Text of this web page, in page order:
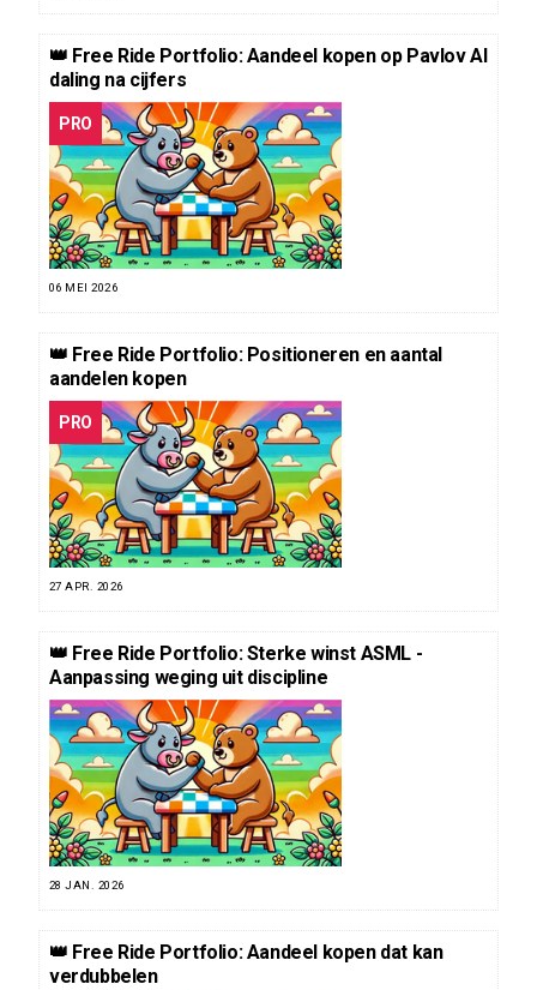
👑 Free Ride Portfolio: Aandeel kopen op Pavlov AI
daling na cijfers
PRO
06 MEI 2026
👑 Free Ride Portfolio: Positioneren en aantal
aandelen kopen
PRO
27 APR. 2026
👑 Free Ride Portfolio: Sterke winst ASML -
Aanpassing weging uit discipline
28 JAN. 2026
👑 Free Ride Portfolio: Aandeel kopen dat kan
verdubbelen